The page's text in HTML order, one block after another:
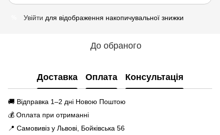
Увійти для відображення накопичувальної знижки
До обраного
Доставка Оплата Консультація
🚚 Відправка 1–2 дні Новою Поштою
💰 Оплата при отриманні
📍 Самовивіз у Львові, Бойківська 56